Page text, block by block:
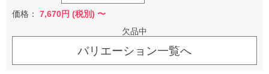
価格： 7,670円 (税別) 〜
欠品中
バリエーション一覧へ